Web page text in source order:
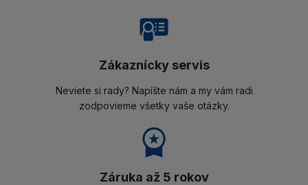
Zákaznícky servis
Neviete si rady? Napíšte nám a my vám radi
zodpovieme všetky vaše otázky.
Záruka až 5 rokov